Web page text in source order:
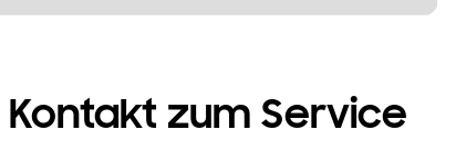
Kontakt zum Service